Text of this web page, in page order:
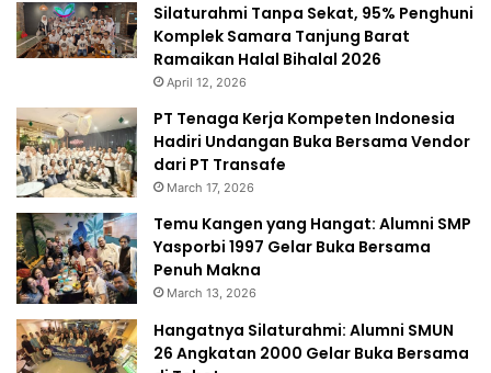
Silaturahmi Tanpa Sekat, 95% Penghuni
Komplek Samara Tanjung Barat
Ramaikan Halal Bihalal 2026
April 12, 2026
PT Tenaga Kerja Kompeten Indonesia
Hadiri Undangan Buka Bersama Vendor
dari PT Transafe
March 17, 2026
Temu Kangen yang Hangat: Alumni SMP
Yasporbi 1997 Gelar Buka Bersama
Penuh Makna
March 13, 2026
Hangatnya Silaturahmi: Alumni SMUN
26 Angkatan 2000 Gelar Buka Bersama